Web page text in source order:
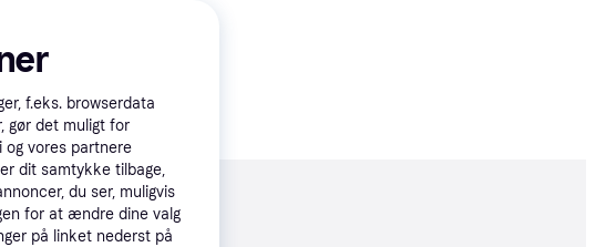
Promoveret
f.eks. browserdata
gør det muligt for
og vores partnere
dit samtykke tilbage,
du ser, muligvis
for at ændre dine valg
på linket nederst på